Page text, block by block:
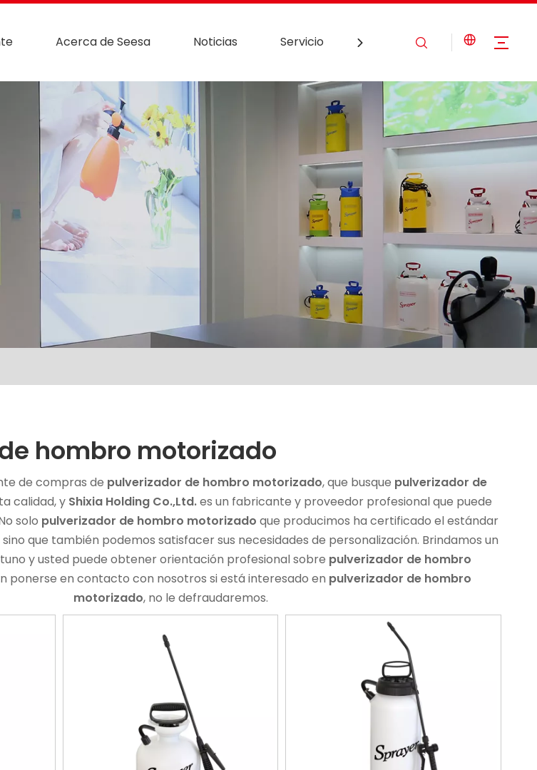
Acerca de Seesa Noticias Servicio Contáctenos
hombro motorizado
de compras de pulverizador de hombro motorizado, que busque pulverizador de
calidad, y Shixia Holding Co.,Ltd.es un fabricante y proveedor profesional que puede
solo pulverizador de hombro motorizado que producimos ha certificado el estándar
que también podemos satisfacer sus necesidades de personalización. Brindamos un
y usted puede obtener orientación profesional sobre pulverizador de hombro
ponerse en contacto con nosotros si está interesado en pulverizador de hombro
motorizado, no le defraudaremos.